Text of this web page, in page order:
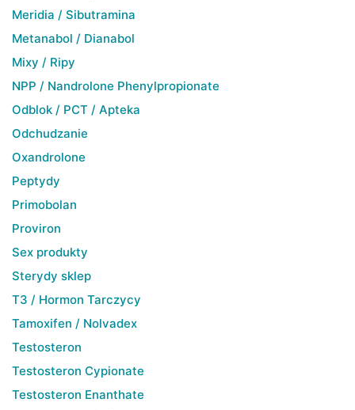
Meridia / Sibutramina
Metanabol / Dianabol
Mixy / Ripy
NPP / Nandrolone Phenylpropionate
Odblok / PCT / Apteka
Odchudzanie
Oxandrolone
Peptydy
Primobolan
Proviron
Sex produkty
Sterydy sklep
T3 / Hormon Tarczycy
Tamoxifen / Nolvadex
Testosteron
Testosteron Cypionate
Testosteron Enanthate